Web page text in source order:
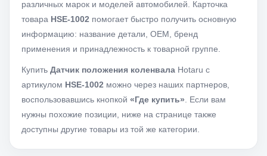
различных марок и моделей автомобилей. Карточка
товара HSE-1002 помогает быстро получить основную
информацию: название детали, OEM, бренд
применения и принадлежность к товарной группе.
Купить Датчик положения коленвала Hotaru с
артикулом HSE-1002 можно через наших партнеров,
воспользовавшись кнопкой «Где купить» . Если вам
нужны похожие позиции, ниже на странице также
доступны другие товары из той же категории.